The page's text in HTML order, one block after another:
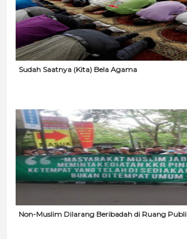
Sudah Saatnya (Kita) Bela Agama
Non-Muslim Dilarang Beribadah di Ruang